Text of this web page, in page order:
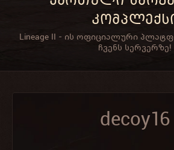
Lineage II - ის ოფიციალური
ჩვენს სერვერზე!
decoy16